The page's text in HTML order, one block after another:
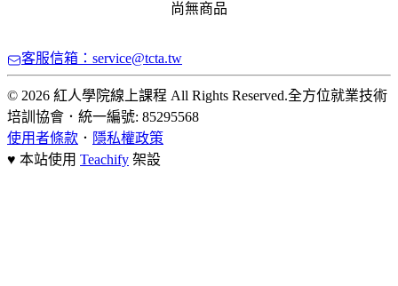
尚無商品
客服信箱：service@tcta.tw
© 2026 紅人學院線上課程 All Rights Reserved.全方位就業技術
培訓協會 ． 統一編號: 85295568
使用者條款 ． 隱私權政策
♥ 本站使用 Teachify 架設